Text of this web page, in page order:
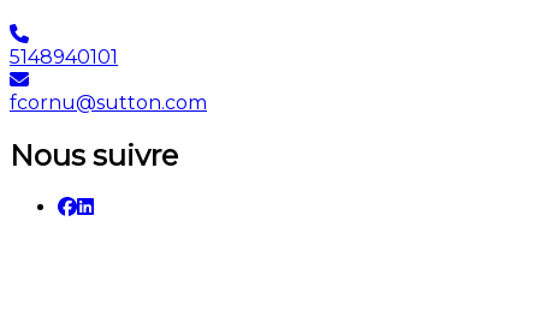
5148940101
fcornu@sutton.com
Nous suivre